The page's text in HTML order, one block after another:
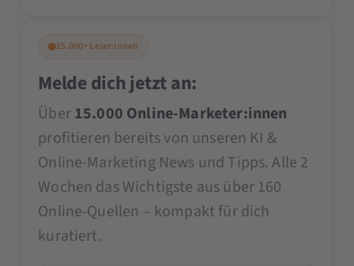
15.000+ Leser:innen
Melde dich jetzt an:
Über15.000 Online-Marketer:innen
profitieren bereits von unseren KI &
Online-Marketing News und Tipps. Alle 2
Wochen das Wichtigste aus über 160
Online-Quellen – kompakt für dich
kuratiert.